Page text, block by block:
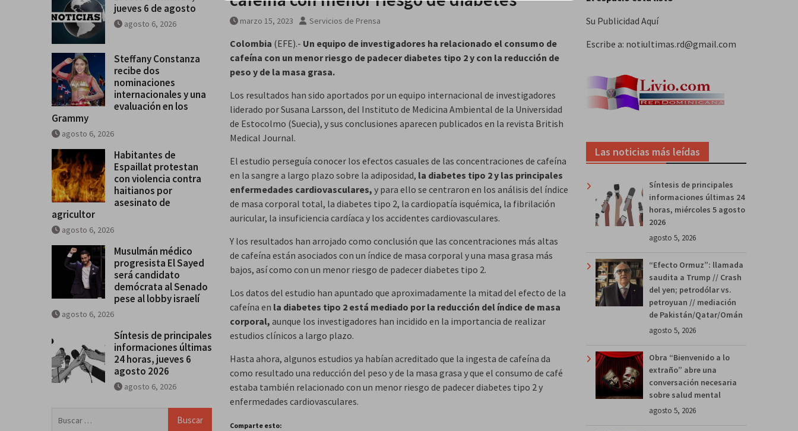
marzo 15, 2023 Servicios de Prensa
Colombia (EFE).- Un equipo de investigadores ha relacionado el consumo de
cafeína con un menor riesgo de padecer diabetes tipo 2 y con la reducción de
peso y de la masa grasa.
Los resultados han sido aportados por un equipo internacional de investigadores
liderado por Susana Larsson, del Instituto de Medicina Ambiental de la Universidad
de Estocolmo (Suecia), y sus conclusiones aparecen publicados en la revista British
Medical Journal.
El estudio perseguía conocer los efectos casuales de las concentraciones de cafeína
en la sangre a largo plazo sobre la adiposidad, la diabetes tipo 2 y las principales
enfermedades cardiovasculares, y para ello se centraron en los análisis del índice
de masa corporal total, la diabetes tipo 2, la cardiopatía isquémica, la fibrilación
auricular, la insuficiencia cardíaca y los accidentes cardiovasculares.
Y los resultados han arrojado como conclusión que las concentraciones más altas
de cafeína están asociados con un índice de masa corporal y una masa grasa más
bajos, así como con un menor riesgo de padecer diabetes tipo 2.
Los datos del estudio han apuntado que aproximadamente la mitad del efecto de la
cafeína en la diabetes tipo 2 está mediado por la reducción del índice de masa
corporal, aunque los investigadores han incidido en la importancia de realizar
estudios clínicos a largo plazo.
Hasta ahora, algunos estudios ya habían acreditado que la ingesta de cafeína da
como resultado una reducción del peso y de la masa grasa y que el consumo de café
estaba también relacionado con un menor riesgo de padecer diabetes tipo 2 y
enfermedades cardiovasculares.
Comparte esto:
Su Publicidad Aquí
Escribe a: notiultimas.rd@gmail.com
Las noticias más leídas
Síntesis de principales
informaciones últimas 24
horas, miércoles 5 agosto
2026
agosto 5, 2026
“Efecto Ormuz”: llamada
saudita a Trump // Crash
del yen; petrodólar vs.
petroyuan // mediación
de Pakistán/Qatar/Omán
agosto 5, 2026
Obra “Bienvenido a lo
extraño” abre una
conversación necesaria
sobre salud mental
agosto 5, 2026
jueves 6 de agosto
agosto 6, 2026
Steffany Constanza
recibe dos
nominaciones
internacionales y una
evaluación en los
Grammy
agosto 6, 2026
Habitantes de
Espaillat protestan
con violencia contra
haitianos por
asesinato de
agricultor
agosto 6, 2026
Musulmán médico
progresista El Sayed
será candidato
demócrata al Senado
pese al lobby israelí
agosto 6, 2026
Síntesis de principales
informaciones últimas
24 horas, jueves 6
agosto 2026
agosto 6, 2026